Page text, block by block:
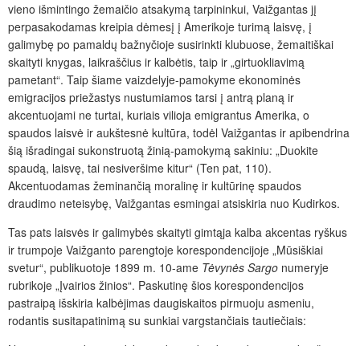
vieno išmintingo žemaičio atsakymą tarpininkui, Vaižgantas jį
perpasakodamas kreipia dėmesį į Amerikoje turimą laisvę, į
galimybę po pamaldų bažnyčioje susirinkti klubuose, žemaitiškai
skaityti knygas, laikraščius ir kalbėtis, taip ir „girtuokliavimą
pametant“. Taip šiame vaizdelyje-pamokyme ekonominės
emigracijos priežastys nustumiamos tarsi į antrą planą ir
akcentuojami ne turtai, kuriais vilioja emigrantus Amerika, o
spaudos laisvė ir aukštesnė kultūra, todėl Vaižgantas ir apibendrina
šią išradingai sukonstruotą žinią-pamokymą sakiniu: „Duokite
spaudą, laisvę, tai nesiveršime kitur“ (Ten pat, 110).
Akcentuodamas žeminančią moralinę ir kultūrinę spaudos
draudimo neteisybę, Vaižgantas esmingai atsiskiria nuo Kudirkos.
Tas pats laisvės ir galimybės skaityti gimtąja kalba akcentas ryškus
ir trumpoje Vaižganto parengtoje korespondencijoje „Mūsiškiai
svetur“, publikuotoje 1899 m. 10-ame Tėvynės Sargo numeryje
rubrikoje „Įvairios žinios“. Paskutinę šios korespondencijos
pastraipą išskiria kalbėjimas daugiskaitos pirmuoju asmeniu,
rodantis susitapatinimą su sunkiai vargstančiais tautiečiais: